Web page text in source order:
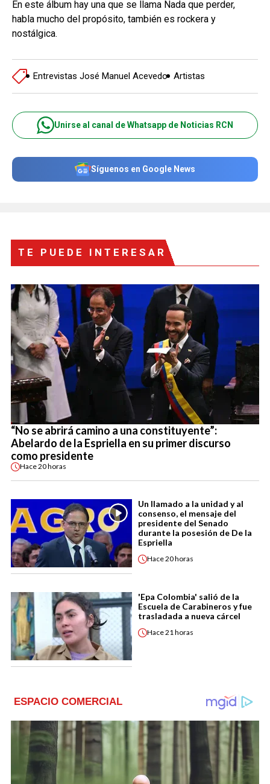
En este álbum hay una que se llama Nada que perder,
habla mucho del propósito, también es rockera y
nostálgica.
Entrevistas José Manuel Acevedo Artistas
Unirse al canal de Whatsapp de Noticias RCN
Síguenos en Google News
TE PUEDE INTERESAR
“No se abrirá camino a una constituyente”:
Abelardo de la Espriella en su primer discurso
como presidente
Hace20 horas
Un llamado a la unidad y al
consenso, el mensaje del
presidente del Senado
durante la posesión de De la
Espriella
Hace20 horas
'Epa Colombia' salió de la
Escuela de Carabineros y fue
trasladada a nueva cárcel
Hace21 horas